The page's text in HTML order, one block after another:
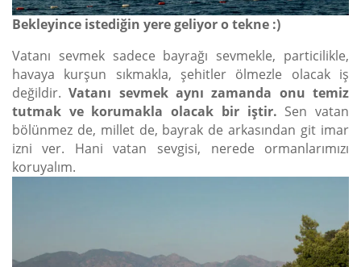
Bekleyince istediğin yere geliyor o tekne :)
Vatanı sevmek sadece bayrağı sevmekle, particilikle,
havaya kurşun sıkmakla, şehitler ölmezle olacak iş
değildir.Vatanı sevmek aynı zamanda onu temiz
tutmak ve korumakla olacak bir iştir. Sen vatan
bölünmez de, millet de, bayrak de arkasından git imar
izni ver. Hani vatan sevgisi, nerede ormanlarımızı
koruyalım.